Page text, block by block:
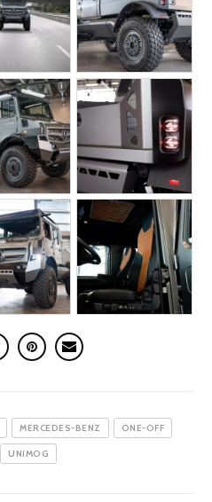
MERCEDES-BENZ ONE-OFF
UNIMOG